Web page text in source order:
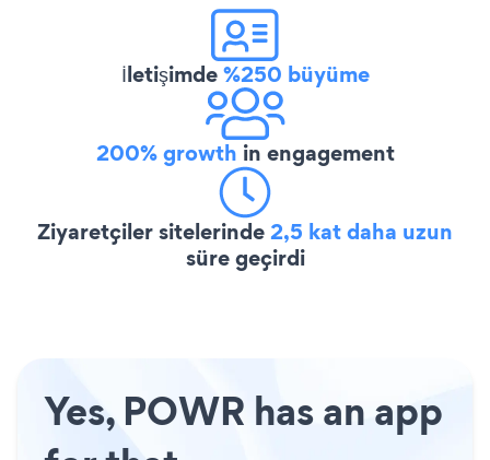
İletişimde%250 büyüme
200% growth in engagement
Ziyaretçiler sitelerinde2,5 kat daha uzun
süre geçirdi
Yes, POWR has an app